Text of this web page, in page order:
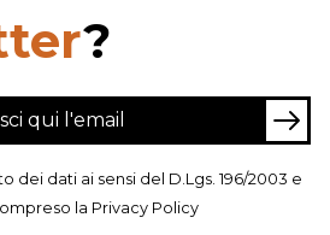
?
dei dati ai sensi del D.Lgs. 196/2003 e
la Privacy Policy